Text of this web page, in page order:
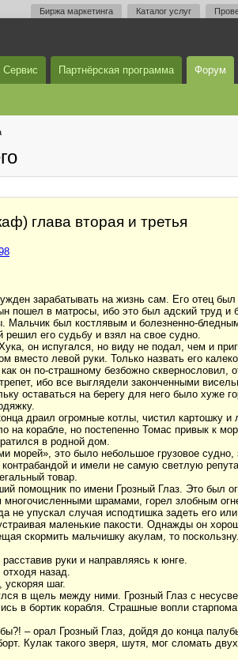
Биржа маркетинга Каталог услуг
Сервис Партнёрская программа Форум
глава вторая и третья
зарабатывать на жизнь сам. Его отец
пошел в матросы, ибо это был адский труд
был костлявым и болезненно-
его судьбу и взял на свое судно.
он испугался, но виду не подал, чем и
вместо левой руки. Только назвать его
он по-страшному безбожно
ибо все выглядели законченными
оставаться на берегу для него было
драил огромные котлы, чистил картошку
на корабле, но постепенно Томас привык к
в родной дом.
морей», это было небольшое грузовое
и имели не самую светлую
товар.
помощник по имени Грозный Глаз. Это был
шрамами, горел злобным
не упускал случая исподтишка задеть его
маленькие пакости. Однажды он
скормить мальчишку акулам, то
руки и направляясь к юнге.
назад.
шаг.
в щель между ними. Грозный Глаз с
в бортик корабля. Страшные вопли
– орал Грозный Глаз, дойдя до конца
Кулак такого зверя, шутя, мог сломать